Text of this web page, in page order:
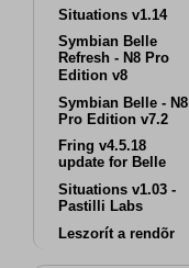
Situations v1.14
Symbian Belle
Refresh - N8 Pro
Edition v8
Symbian Belle - N8
Pro Edition v7.2
Fring v4.5.18
update for Belle
Situations v1.03 -
Pastilli Labs
Leszorít a rendõr